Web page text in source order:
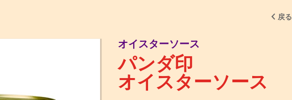
戻る
オイスターソース
パンダ印
オイスターソース